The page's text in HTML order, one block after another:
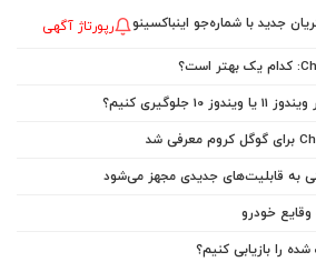
جدید با شماره‌جو اینباکسینو رپورتاژ آگهی
کنیم؟
به قابلیت‌های جدیدی مجهز می‌شود
خودرو
را بازیابی کنیم؟